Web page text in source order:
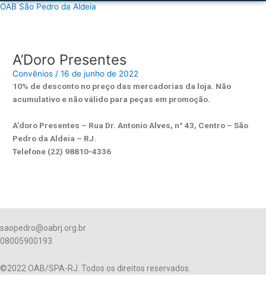
Ir
OAB São Pedro da Aldeia
A’Doro Presentes
Convênios /16 de junho de 2022
10% de desconto no preço das mercadorias da loja. Não
acumulativo e não válido para peças em promoção.
A’doro Presentes – Rua Dr. Antonio Alves, n° 43, Centro – São
Pedro da Aldeia – RJ.
Telefone (22) 98810-4336
saopedro@oabrj.org.br
08005900193
©2022 OAB/SPA-RJ. Todos os direitos reservados.